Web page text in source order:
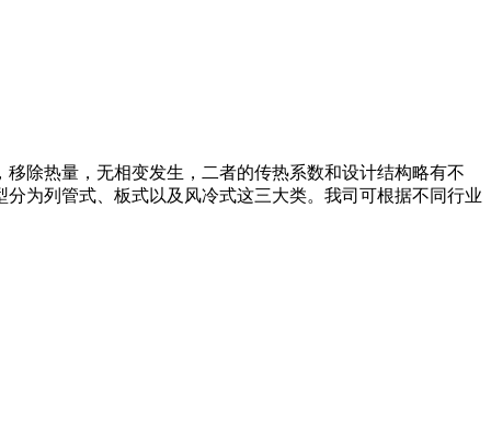
除热量，无相变发生，二者的传热系数和设计结构略有不
为列管式、板式以及风冷式这三大类。我司可根据不同行业